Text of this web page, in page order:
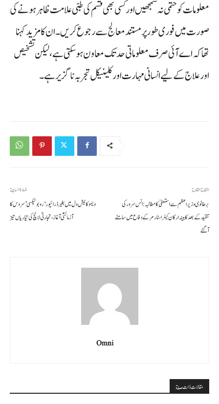
معلومات کو حتمی نہ سمجھیں اور کسی بھی قسم کی طبی علامت ظاہر ہونے کی
صورت میں فوری طور پر مستند معالج سے رجوع کریں۔ ان کا مزید کہنا
تھا کہ اے آئی صرف معلوماتی حد تک معاون ہو سکتی ہے، لیکن تشخیص
اور علاج کے لیے انسانی مہارت اور کلینیکل تجربہ ناگزیر ہے۔
المادة السابقة
ویمو کا نیش ول میں بغیر ڈرائیور ‘روبوٹیکسی’ سروس کا
آزمائشی آغاز، تجارتی لانچ کی تیاریاں تیز
المقالة القادمة
برطانوی وزیراعظم سے استعفیٰ کا مطالبہ: انس سرور کی
تنقید کے بعد کابینہ ارکان کیئر اسٹارمر کے دفاع میں سامنے
آگئے
Omni
مقالات ذات صلة